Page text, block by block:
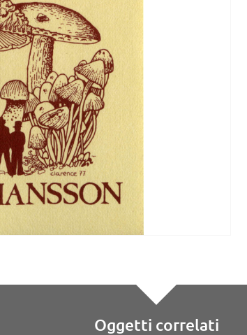
Oggetti correlati